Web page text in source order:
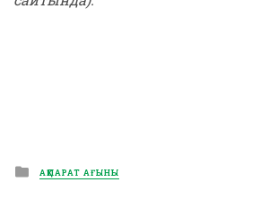
Posted
in
АҚПАРАТ АҒЫНЫ